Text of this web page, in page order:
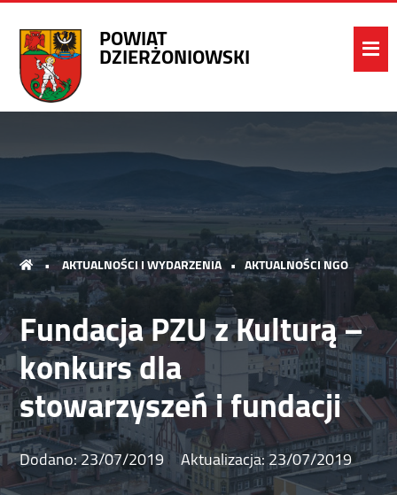
POWIAT
DZIERŻONIOWSKI
• AKTUALNOŚCI I WYDARZENIA • AKTUALNOŚCI NGO
Fundacja PZU z Kulturą –
konkurs dla
stowarzyszeń i fundacji
Dodano:23/07/2019 Aktualizacja:23/07/2019